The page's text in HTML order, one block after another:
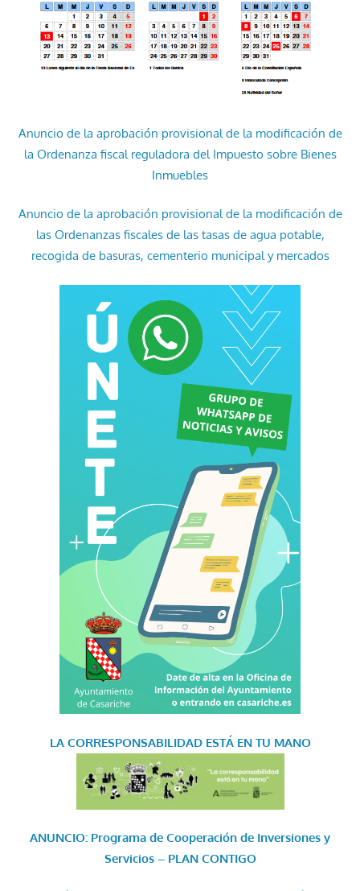
Anuncio de la aprobación provisional de la modificación de
la Ordenanza fiscal reguladora del Impuesto sobre Bienes
Inmuebles
Anuncio de la aprobación provisional de la modificación de
las Ordenanzas fiscales de las tasas de agua potable,
recogida de basuras, cementerio municipal y mercados
LA CORRESPONSABILIDAD ESTÁ EN TU MANO
ANUNCIO: Programa de Cooperación de Inversiones y
Servicios – PLAN CONTIGO